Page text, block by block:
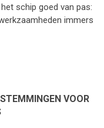
schip goed van pas:
immers
VOOR